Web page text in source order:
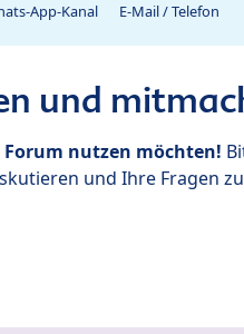
App-Kanal E-Mail / Telefon
und
Forum nutzen möchten!
und Ihre Fragen